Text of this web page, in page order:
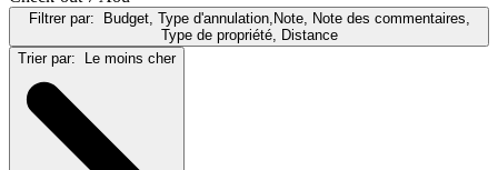
Filtrer par:
Budget, Type d'annulation,Note, Note des commentaires,
Type de propriété, Distance
Trier par:
Le moins cher